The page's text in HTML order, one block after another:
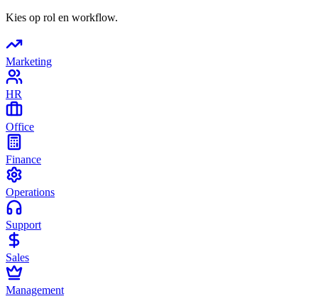
Kies op rol en workflow.
Marketing
HR
Office
Finance
Operations
Support
Sales
Management